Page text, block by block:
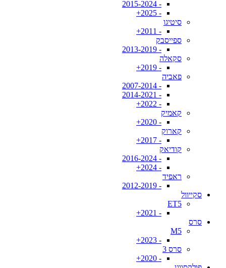
- 2015-2024
- 2025+
סיטיגו
- 2011+
ספייסבק
- 2013-2019
סקאלה
- 2019+
פאביה
- 2007-2014
- 2014-2021
- 2022+
קאמיק
- 2020+
קארוק
- 2017+
קודיאק
- 2016-2024
- 2024+
ראפיד
- 2012-2019
סקייוול
ET5
- 2021+
סרס
M5
- 2023+
סרס 3
- 2020+